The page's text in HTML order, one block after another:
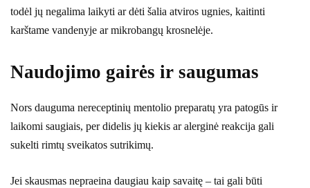
todėl jų negalima laikyti ar dėti šalia atviros ugnies, kaitinti
karštame vandenyje ar mikrobangų krosnelėje.
Naudojimo gairės ir saugumas
Nors dauguma nereceptinių mentolio preparatų yra patogūs ir
laikomi saugiais, per didelis jų kiekis ar alerginė reakcija gali
sukelti rimtų sveikatos sutrikimų.
Jei skausmas nepraeina daugiau kaip savaitę – tai gali būti